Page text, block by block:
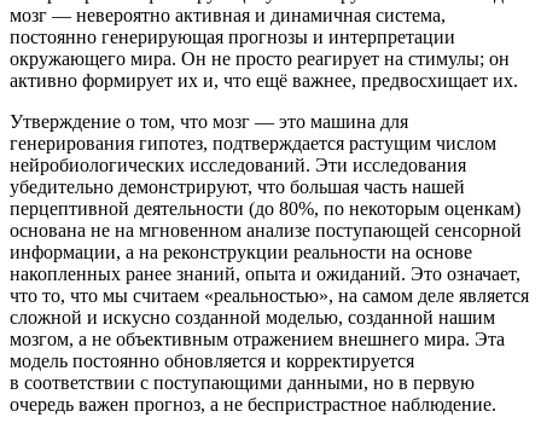
мозг — невероятно активная и динамичная система,
постоянно генерирующая прогнозы и интерпретации
окружающего мира. Он не просто реагирует на стимулы; он
активно формирует их и, что ещё важнее, предвосхищает их.
Утверждение о том, что мозг — это машина для
генерирования гипотез, подтверждается растущим числом
нейробиологических исследований. Эти исследования
убедительно демонстрируют, что большая часть нашей
перцептивной деятельности (до 80%, по некоторым оценкам)
основана не на мгновенном анализе поступающей сенсорной
информации, а на реконструкции реальности на основе
накопленных ранее знаний, опыта и ожиданий. Это означает,
что то, что мы считаем «реальностью», на самом деле является
сложной и искусно созданной моделью, созданной нашим
мозгом, а не объективным отражением внешнего мира. Эта
модель постоянно обновляется и корректируется
в соответствии с поступающими данными, но в первую
очередь важен прогноз, а не беспристрастное наблюдение.